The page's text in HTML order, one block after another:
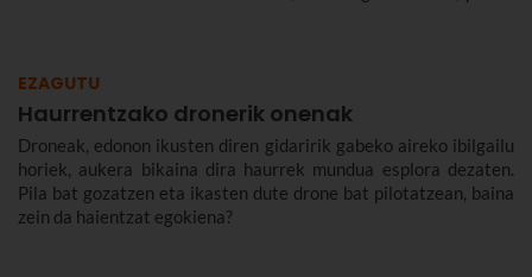
EZAGUTU
Haurrentzako dronerik onenak
Droneak, edonon ikusten diren gidaririk gabeko aireko ibilgailu
horiek, aukera bikaina dira haurrek mundua esplora dezaten.
Pila bat gozatzen eta ikasten dute drone bat pilotatzean, baina
zein da haientzat egokiena?